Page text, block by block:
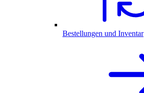
Bestellungen und Inventar